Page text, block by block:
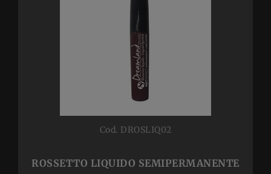
Cod. DROSLIQ02
ROSSETTO LIQUIDO SEMIPERMANENTE